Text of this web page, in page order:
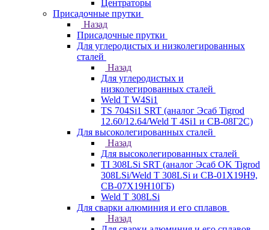
Центраторы
Присадочные прутки
Назад
Присадочные прутки
Для углеродистых и низколегированных
сталей
Назад
Для углеродистых и
низколегированных сталей
Weld T W4Si1
TS 704Si1 SRT (аналог Эсаб Tigrod
12.60/12.64/Weld T 4Si1 и СВ-08Г2С)
Для высоколегированных сталей
Назад
Для высоколегированных сталей
TI 308LSi SRT (аналог Эсаб OK Tigrod
308LSi/Weld T 308LSi и СВ-01Х19Н9,
СВ-07Х19Н10ГБ)
Weld T 308LSi
Для сварки алюминия и его сплавов
Назад